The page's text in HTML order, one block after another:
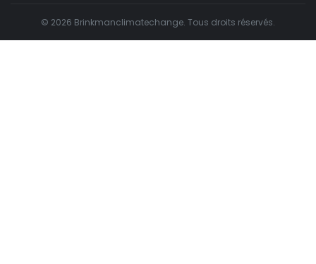
© 2026 Brinkmanclimatechange. Tous droits réservés.